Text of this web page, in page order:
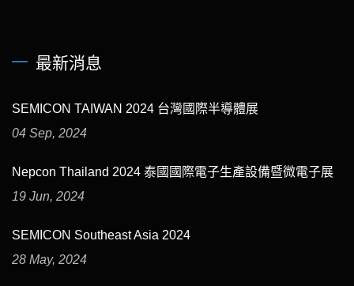
最新消息
SEMICON TAIWAN 2024 台灣國際半導體展
04 Sep, 2024
Nepcon Thailand 2024 泰國國際電子生產設備暨微電子展
19 Jun, 2024
SEMICON Southeast Asia 2024
28 May, 2024